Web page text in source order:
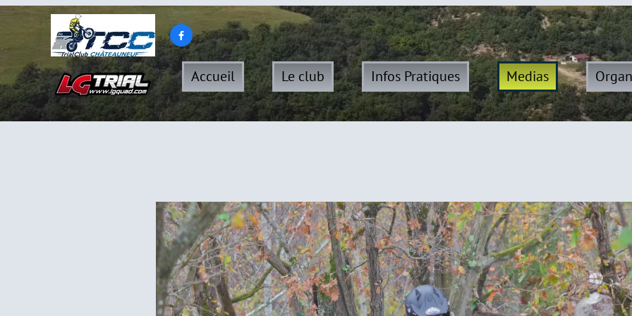
Accueil Le club Infos Pratiques Medias
